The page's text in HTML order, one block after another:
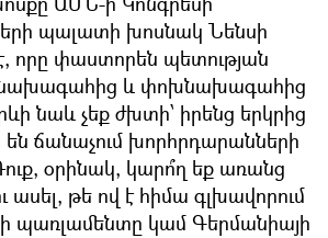
պալատի խոսնակ Նենսի
որը փաստորեն պետության
նախագահից և փոխնախագահից
նաև չեք ժխտի՝ իրենց երկրից
են ճանաչում խորհրդարանների
օրինակ, կարո՞ղ եք առանց
ասել, թե ով է հիմա գլխավորում
պառլամենտը կամ Գերմանիայի